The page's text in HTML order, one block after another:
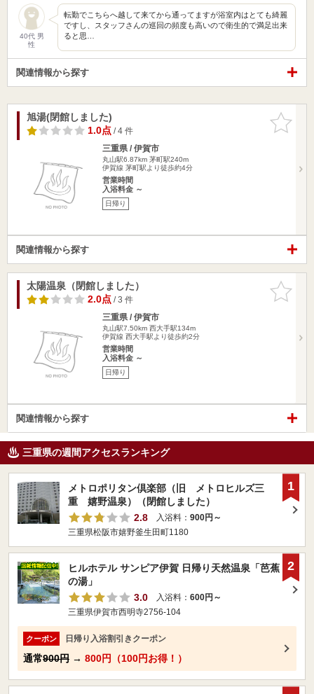
40代 男
性
転勤でこちらへ越して来てから通ってますが浴室内はとても綺麗
ですし、スタッフさんの巡回の頻度も高いので衛生的で満足出来
ると思…
関連情報から探す
お気に入
りに追加
旭湯(閉館しました)
1.0点/ 4 件
三重県 / 伊賀市
丸山駅6.87km 茅町駅240m
伊賀線 茅町駅より徒歩約4分
営業時間
入浴料金 ～
日帰り
関連情報から探す
お気に入
りに追加
太陽温泉（閉館しました）
2.0点/ 3 件
三重県 / 伊賀市
丸山駅7.50km 西大手駅134m
伊賀線 西大手駅より徒歩約2分
営業時間
入浴料金 ～
日帰り
関連情報から探す
三重県の週間アクセスランキング
メトロポリタン倶楽部（旧 メトロヒルズ三
重 嬉野温泉）（閉館しました）
2.8
入浴料： 900円～
三重県松阪市嬉野釜生田町1180
1
ヒルホテル サンピア伊賀 日帰り天然温泉「芭蕉
の湯」
3.0
入浴料： 600円～
三重県伊賀市西明寺2756-104
クーポン 日帰り入浴割引きクーポン
通常900円 → 800円（100円お得！）
2